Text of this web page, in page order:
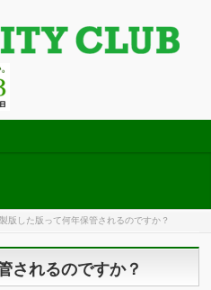
製版した版って何年保管されるのですか？
されるのですか？